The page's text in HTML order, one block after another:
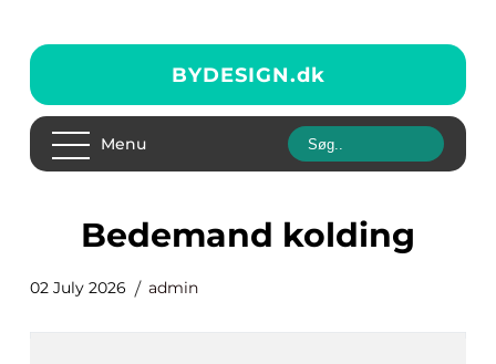
BYDESIGN.dk
Menu
bedemand kolding
02 July 2026 admin